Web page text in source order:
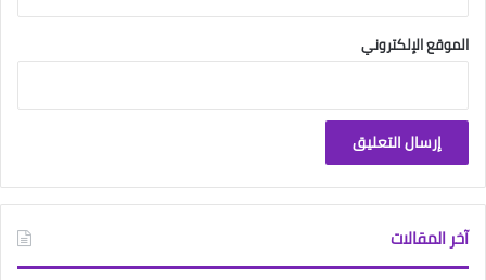
الموقع الإلكتروني
آخر المقالات